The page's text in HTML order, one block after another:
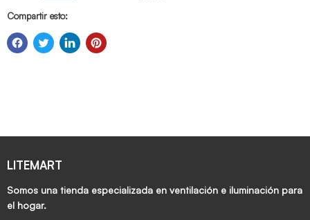
Compartir esto:
LITEMART
Somos una tienda especializada en ventilación e iluminación para
el hogar.